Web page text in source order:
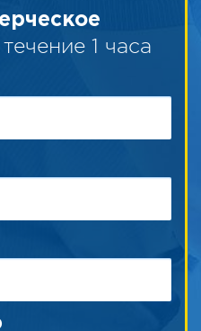
течение 1 часа